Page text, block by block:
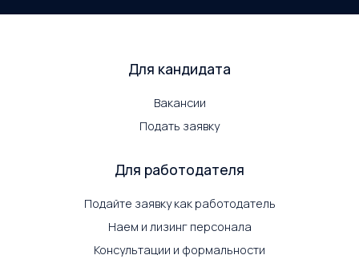
Для кандидата
Вакансии
Подать заявку
Для работодателя
Подайте заявку как работодатель
Наем и лизинг персонала
Консультации и формальности